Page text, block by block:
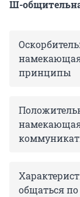
Ш-
принципы
общаться